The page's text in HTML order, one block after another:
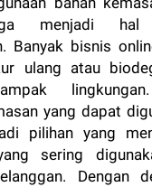
menjadi
Banyak bisnis
ulang atau
yang dapat
pilihan yang
sering
Dengan